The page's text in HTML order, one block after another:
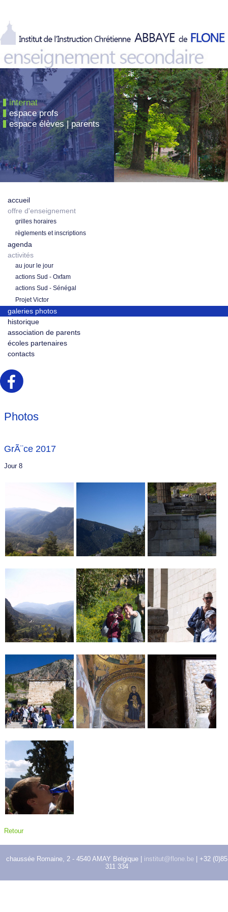
internat
espace profs
espace élèves | parents
accueil
offre d'enseignement
grilles horaires
règlements et inscriptions
agenda
activités
au jour le jour
actions Sud - Oxfam
actions Sud - Sénégal
Projet Victor
galeries photos
historique
association de parents
écoles partenaires
contacts
Photos
GrÃ¨ce 2017
Jour 8
Retour
chaussée Romaine, 2 - 4540 AMAY Belgique | institut@flone.be| +32 (0)85
311 334